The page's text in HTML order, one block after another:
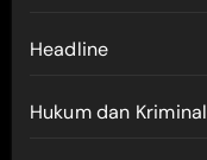
Headline
Hukum dan Kriminal